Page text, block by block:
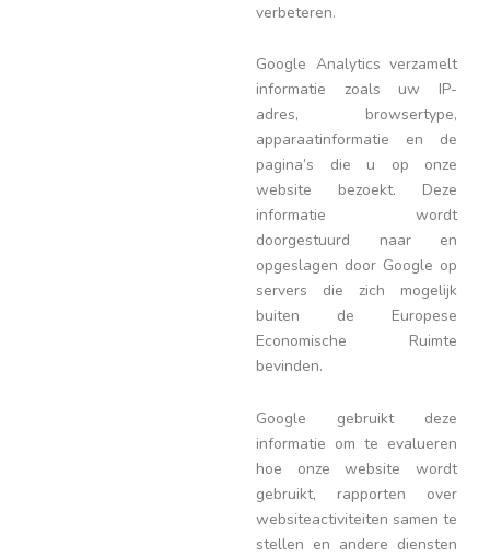
verbeteren.
Google Analytics verzamelt
informatie zoals uw IP-
adres, browsertype,
apparaatinformatie en de
pagina’s die u op onze
website bezoekt. Deze
informatie wordt
doorgestuurd naar en
opgeslagen door Google op
servers die zich mogelijk
buiten de Europese
Economische Ruimte
bevinden.
Google gebruikt deze
informatie om te evalueren
hoe onze website wordt
gebruikt, rapporten over
websiteactiviteiten samen te
stellen en andere diensten